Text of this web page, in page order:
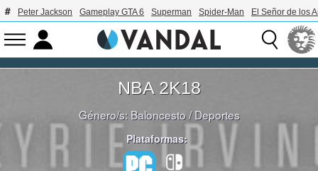
Peter Jackson Gameplay GTA 6 Superman Spider-Man El Señor de los
NBA 2K18
Género/s: Baloncesto/Deportes
Plataformas: